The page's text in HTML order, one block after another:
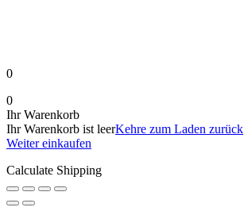
0
0
Ihr Warenkorb
Ihr Warenkorb ist leerKehre zum Laden zurück
Weiter einkaufen
Calculate Shipping